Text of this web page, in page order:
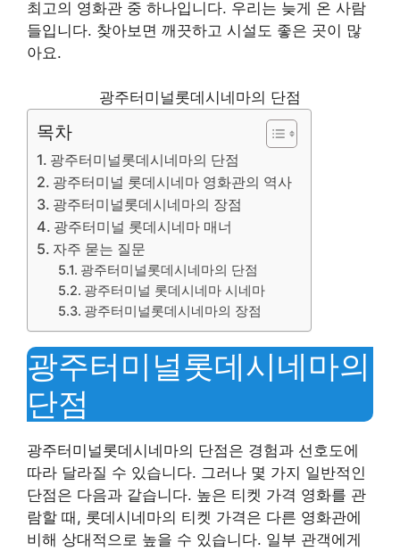
최고의 영화관 중 하나입니다. 우리는 늦게 온 사람
들입니다. 찾아보면 깨끗하고 시설도 좋은 곳이 많
아요.
광주터미널롯데시네마의 단점
목차
광주터미널롯데시네마의 단점
광주터미널 롯데시네마 영화관의 역사
광주터미널롯데시네마의 장점
광주터미널 롯데시네마 매너
자주 묻는 질문
광주터미널롯데시네마의 단점
광주터미널 롯데시네마 시네마
광주터미널롯데시네마의 장점
광주터미널롯데시네마의
단점
광주터미널롯데시네마의 단점은 경험과 선호도에
따라 달라질 수 있습니다. 그러나 몇 가지 일반적인
단점은 다음과 같습니다. 높은 티켓 가격 영화를 관
람할 때, 롯데시네마의 티켓 가격은 다른 영화관에
비해 상대적으로 높을 수 있습니다. 일부 관객에게